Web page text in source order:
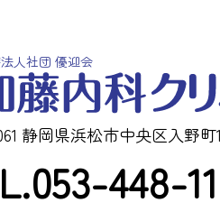
人社団 優迎会
静岡県浜松市中央区入野町
448-